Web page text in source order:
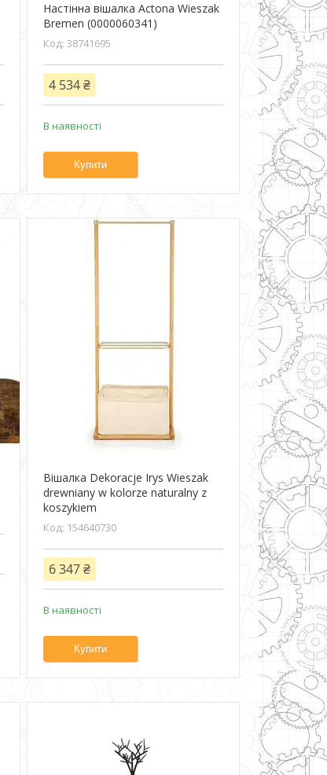
Настінна вішалка Actona Wieszak
Bremen (0000060341)
38741695
4 534 ₴
В наявності
Купити
Вішалка Dekoracje Irys Wieszak
drewniany w kolorze naturalny z
koszykiem
154640730
6 347 ₴
В наявності
Купити